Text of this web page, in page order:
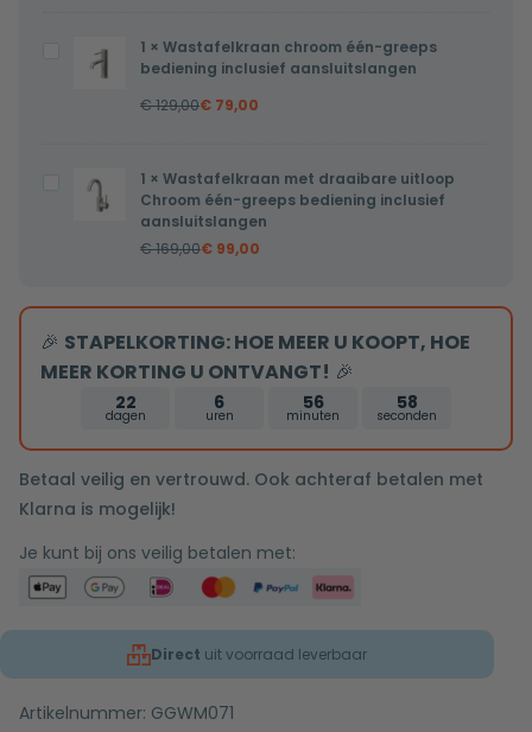
met
verwarming,
touch
Wastafelkraan
chroom
bediening
inclusief
aansluitslangen
1 × Wastafelkraan chroom één-greeps
bediening inclusief aansluitslangen
€129,00€ 79,00
Wastafelkraan
met
draaibare
Chroom
één-
greeps
bediening
inclusief
aansluitslangen
1 × Wastafelkraan met draaibare uitloop
Chroom één-greeps bediening inclusief
aansluitslangen
€169,00€ 99,00
🎉 STAPELKORTING: HOE MEER U KOOPT, HOE
MEER KORTING U ONTVANGT! 🎉
22
dagen
6
uren
56
minuten
57
seconden
Betaal veilig en vertrouwd. Ook achteraf betalen met
Klarna is mogelijk!
Je kunt bij ons veilig betalen met:
Direct uit voorraad leverbaar
Artikelnummer: GGWM071